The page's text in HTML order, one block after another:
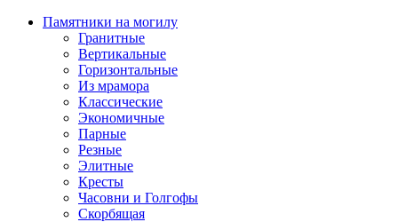
Памятники на могилу
Гранитные
Вертикальные
Горизонтальные
Из мрамора
Классические
Экономичные
Парные
Резные
Элитные
Кресты
Часовни и Голгофы
Скорбящая